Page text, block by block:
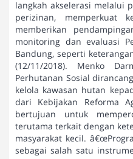
langkah akselerasi melalui
perizinan, memperkuat
memberikan
monitoring dan evaluasi
Bandung, seperti
(12/11/2018). Menko
Perhutanan Sosial
kelola kawasan hutan
dari Kebijakan Reforma
bertujuan untuk
terutama terkait dengan
masyarakat kecil.
sebagai salah satu